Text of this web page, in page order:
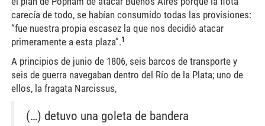
carecía de todo, se habían consumido todas las provisiones:
“fue nuestra propia escasez la que nos decidió atacar
primeramente a esta plaza”.1
A principios de junio de 1806, seis barcos de transporte y
seis de guerra navegaban dentro del Río de la Plata; uno de
ellos, la fragata Narcissus,
(…) detuvo una goleta de bandera